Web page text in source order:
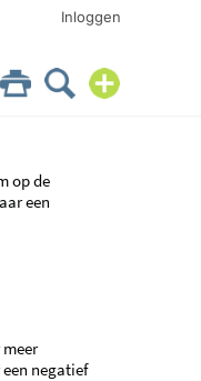
Inloggen
op de
een
negatief